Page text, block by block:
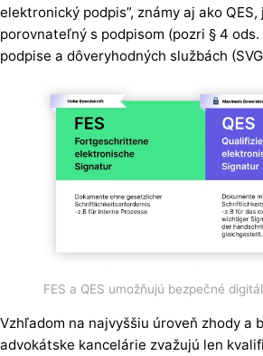
elektronický podpis”, známy aj ako QES,
porovnateľný s podpisom (pozri § 4
podpise a dôveryhodných službách
FES a QES umožňujú bezpečné
Vzhľadom na najvyššiu úroveň zhody a
advokátske kancelárie zvažujú len